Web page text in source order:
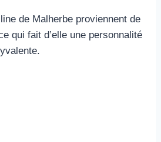
de Malherbe proviennent de
qui fait d’elle une personnalité